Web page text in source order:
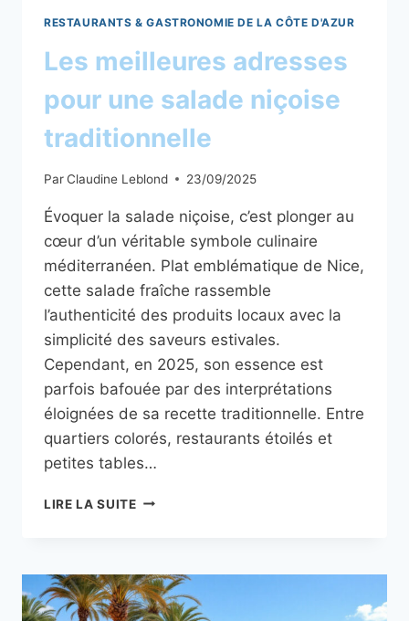
RESTAURANTS & GASTRONOMIE DE LA CÔTE D'AZUR
Les meilleures adresses
pour une salade niçoise
traditionnelle
ParClaudine Leblond 23/09/2025
Évoquer la salade niçoise, c’est plonger au
cœur d’un véritable symbole culinaire
méditerranéen. Plat emblématique de Nice,
cette salade fraîche rassemble
l’authenticité des produits locaux avec la
simplicité des saveurs estivales.
Cependant, en 2025, son essence est
parfois bafouée par des interprétations
éloignées de sa recette traditionnelle. Entre
quartiers colorés, restaurants étoilés et
petites tables…
LIRE LA SUITELES
UNE
SALADE
NIÇOISE